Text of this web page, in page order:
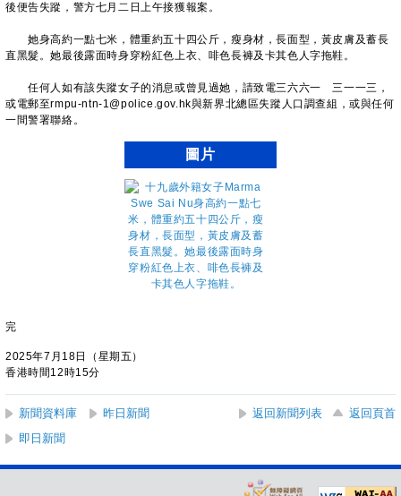
後便告失蹤，警方七月二日上午接獲報案。
她身高約一點七米，體重約五十四公斤，瘦身材，長面型，黃皮膚及蓄長
直黑髮。她最後露面時身穿粉紅色上衣、啡色長褲及卡其色人字拖鞋。
任何人如有該失蹤女子的消息或曾見過她，請致電三六六一 三一一三，
或電郵至rmpu-ntn-1@police.gov.hk與新界北總區失蹤人口調查組，或與任何
一間警署聯絡。
圖片
完
2025年7月18日（星期五）
香港時間12時15分
新聞資料庫 昨日新聞 返回新聞列表
返回頁首
即日新聞